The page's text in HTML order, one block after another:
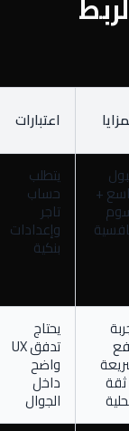
اعتبارات
+
يتطلب
حساب
تاجر
وإعدادات
بنكية
يحتاج
تدفق UX
واضح
داخل
الجوال